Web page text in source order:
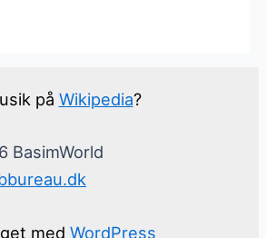
på Wikipedia?
BasimWorld
med WordPress